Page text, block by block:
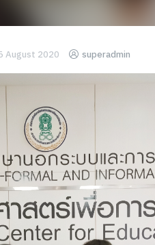
August 2020 superadmin